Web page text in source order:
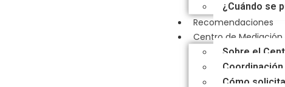
¿Cuándo se
Recomendaciones
Centro de Mediación
Sobre el
Coordinación
Cómo